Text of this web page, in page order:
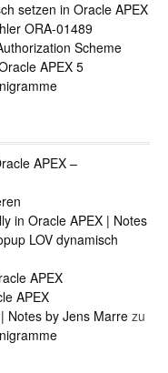
setzen in Oracle APEX
ORA-01489
Scheme
APEX 5
APEX –
in Oracle APEX | Notes
LOV dynamisch
APEX
APEX
Notes by Jens Marre zu